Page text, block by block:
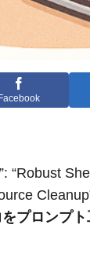
Facebook
“Robust
プロンプト